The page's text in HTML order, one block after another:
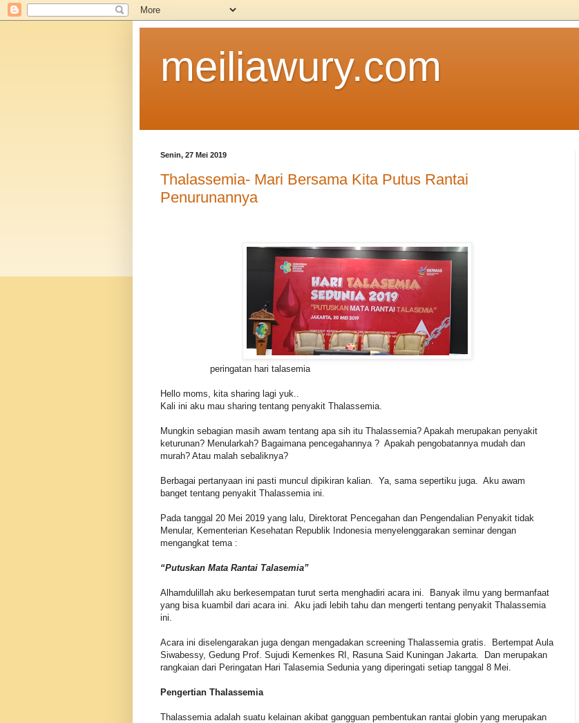
meiliawury.com
Senin, 27 Mei 2019
Thalassemia- Mari Bersama Kita Putus Rantai
Penurunannya
peringatan hari talasemia
Hello moms, kita sharing lagi yuk..
Kali ini aku mau sharing tentang penyakit Thalassemia.
Mungkin sebagian masih awam tentang apa sih itu Thalassemia? Apakah merupakan penyakit
keturunan? Menularkah? Bagaimana pencegahannya ? Apakah pengobatannya mudah dan
murah? Atau malah sebaliknya?
Berbagai pertanyaan ini pasti muncul dipikiran kalian. Ya, sama sepertiku juga. Aku awam
banget tentang penyakit Thalassemia ini.
Pada tanggal 20 Mei 2019 yang lalu, Direktorat Pencegahan dan Pengendalian Penyakit tidak
Menular, Kementerian Kesehatan Republik Indonesia menyelenggarakan seminar dengan
mengangkat tema :
“Putuskan Mata Rantai Talasemia”
Alhamdulillah aku berkesempatan turut serta menghadiri acara ini. Banyak ilmu yang bermanfaat
yang bisa kuambil dari acara ini. Aku jadi lebih tahu dan mengerti tentang penyakit Thalassemia
ini.
Acara ini diselengarakan juga dengan mengadakan screening Thalassemia gratis. Bertempat Aula
Siwabessy, Gedung Prof. Sujudi Kemenkes RI, Rasuna Said Kuningan Jakarta. Dan merupakan
rangkaian dari Peringatan Hari Talasemia Sedunia yang diperingati setiap tanggal 8 Mei.
Pengertian Thalassemia
Thalassemia adalah suatu kelainan akibat gangguan pembentukan rantai globin yang merupakan